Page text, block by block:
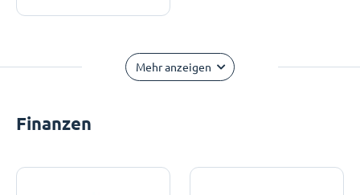
Mehr anzeigen
Finanzen